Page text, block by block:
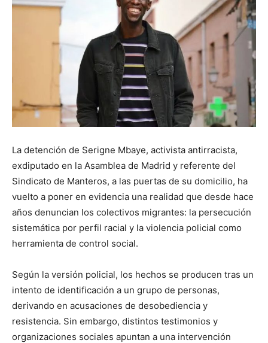
La detención de Serigne Mbaye, activista antirracista,
exdiputado en la Asamblea de Madrid y referente del
Sindicato de Manteros, a las puertas de su domicilio, ha
vuelto a poner en evidencia una realidad que desde hace
años denuncian los colectivos migrantes: la persecución
sistemática por perfil racial y la violencia policial como
herramienta de control social.
Según la versión policial, los hechos se producen tras un
intento de identificación a un grupo de personas,
derivando en acusaciones de desobediencia y
resistencia. Sin embargo, distintos testimonios y
organizaciones sociales apuntan a una intervención